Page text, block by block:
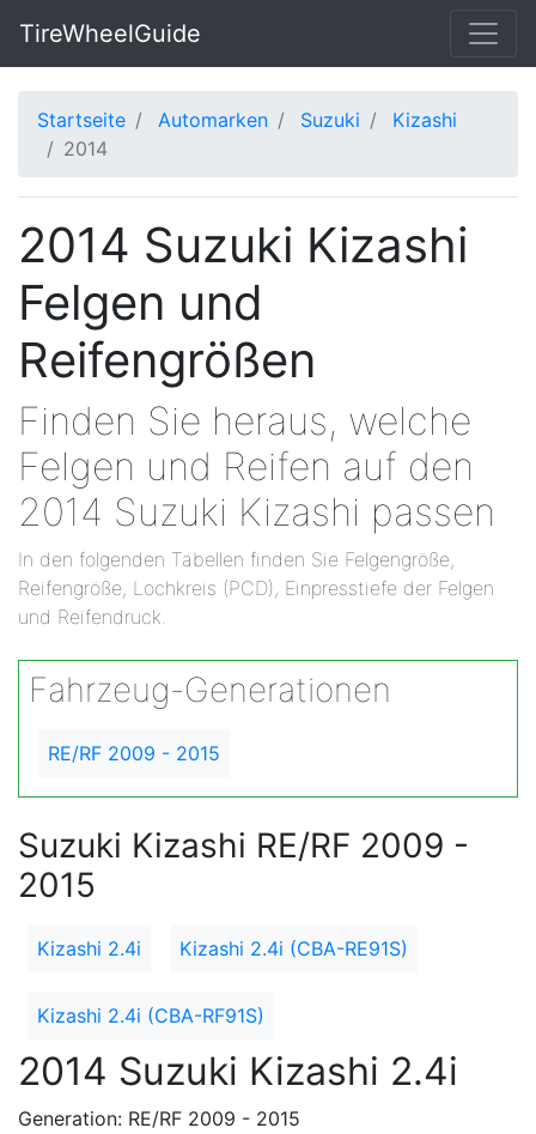
TireWheelGuide
Startseite Automarken Suzuki
Kizashi
2014
2014 Suzuki Kizashi
Felgen und
Reifengrößen
Finden Sie heraus, welche
Felgen und Reifen auf den
2014 Suzuki Kizashi passen
In den folgenden Tabellen finden Sie Felgengröße,
Reifengröße, Lochkreis (PCD), Einpresstiefe der Felgen
und Reifendruck.
Fahrzeug-Generationen
RE/RF 2009 - 2015
Suzuki Kizashi RE/RF 2009 -
2015
Kizashi 2.4i Kizashi 2.4i (CBA-RE91S)
Kizashi 2.4i (CBA-RF91S)
2014 Suzuki Kizashi 2.4i
Generation: RE/RF 2009 - 2015